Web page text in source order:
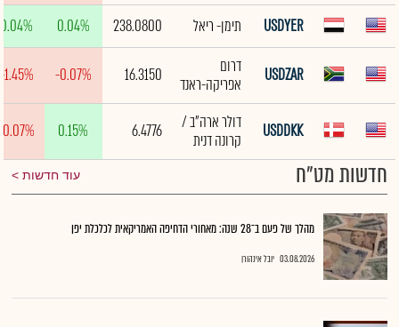
USDYER
תימן- ריאל 238.0800
0.04%
0.04%
USDZAR
דרום
אפריקה-ראנד
16.3150
-0.07%
-1.45%
USDDKK
דולר ארה"ב /
קרונה דנית
6.4776
0.15%
חדשות מט"ח עוד חדשות
מהלך של פעם ב־28 שנה: מאחורי הדחיפה האמריקאית לכלכלת יפן
03.08.2026 יובל אינהורן